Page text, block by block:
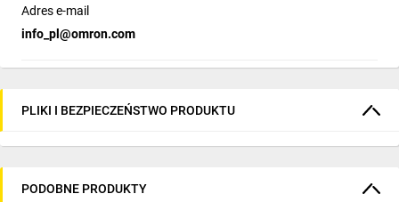
Adres e-mail
info_pl@omron.com
PLIKI I BEZPIECZEŃSTWO PRODUKTU
PODOBNE PRODUKTY